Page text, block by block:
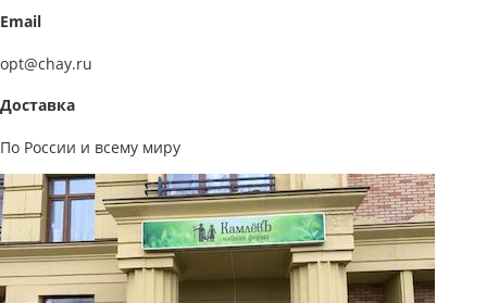
Email
opt@chay.ru
Доставка
По России и всему миру